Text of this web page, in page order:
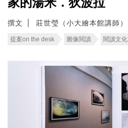
撰文 莊世瑩（小大繪本館講師）
提案on the desk 圖像閱讀 閱讀文化